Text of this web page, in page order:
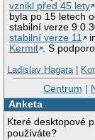
vznikl před 45 lety
byla po 15 letech
stabilní verze
stabilní verze 11
Kermit . S
Ladislav Hagara|
Centrum |
Anketa
Které desktopové
používáte?